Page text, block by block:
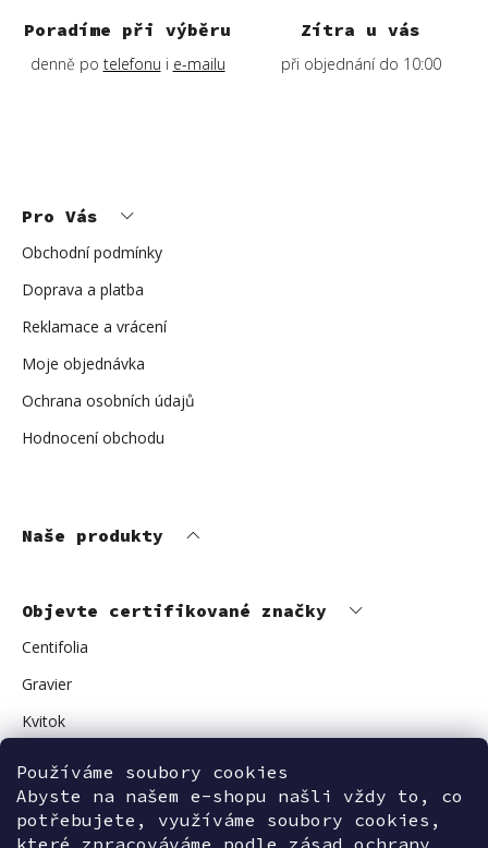
Používáme soubory cookies
Abyste na našem e-shopu našli vždy to, co
potřebujete, využíváme soubory cookies,
které zpracováváme podle zásad ochrany
Poradíme při výběru
denně po telefonu i e-mailu
Zítra u vás
při objednání do 10:00
Pro Vás
Obchodní podmínky
Doprava a platba
Reklamace a vrácení
Moje objednávka
Ochrana osobních údajů
Hodnocení obchodu
Naše produkty
Objevte certifikované značky
Centifolia
Gravier
Kvitok
Avant Skincare
Sonnentor